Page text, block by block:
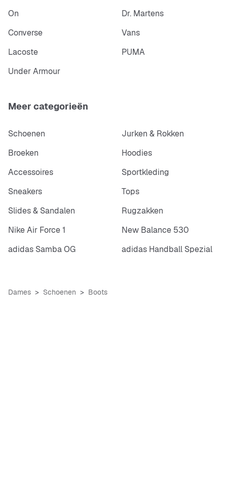
On
Dr. Martens
Converse
Vans
Lacoste
PUMA
Under Armour
Meer categorieën
Schoenen
Jurken & Rokken
Broeken
Hoodies
Accessoires
Sportkleding
Sneakers
Tops
Slides & Sandalen
Rugzakken
Nike Air Force 1
New Balance 530
adidas Samba OG
adidas Handball Spezial
Dames Schoenen Boots